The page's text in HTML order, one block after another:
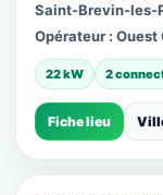
Saint-Brevin-les-
Opérateur : Ouest
22 kW 2
Fiche lieu